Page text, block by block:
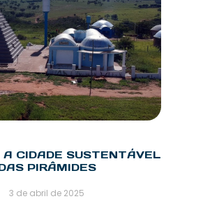
A CIDADE SUSTENTÁVEL
PIRÂMIDES
3 de abril de 2025